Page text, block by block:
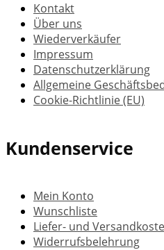
Kontakt
Über uns
Wiederverkäufer
Impressum
Datenschutzerklärung
Allgemeine
Cookie-Richtlinie (EU)
Kundenservice
Mein Konto
Wunschliste
Liefer- und
Widerrufsbelehrung